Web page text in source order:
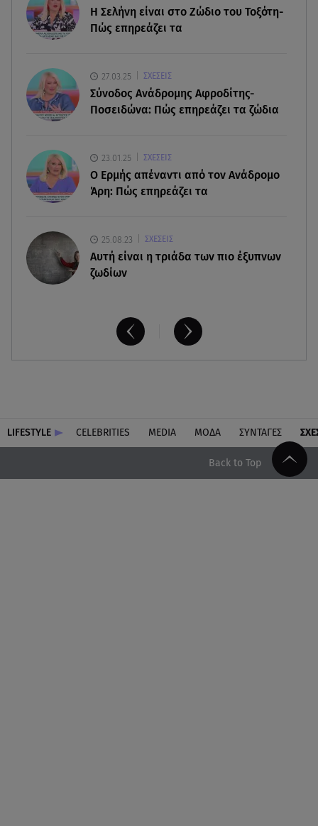
07.08.26 , 11:45
Λένα Σαμαρά: Ράγισαν καρδιές στο ετήσιο
07.08.26 , 11:18
Leapmotor T03: Τώρα με 16.190 ευρώ
Παρουσιάστρια κοιμήθηκε on air και έγινε viral-
Δείτε το στιγμιότυπο
H Σελήνη είναι στο Ζώδιο του Τοξότη-
Πώς επηρεάζει τα
27.03.25 ΣΧΕΣΕΙΣ
Σύνοδος Ανάδρομης Αφροδίτης-
Ποσειδώνα: Πώς επηρεάζει τα ζώδια
23.01.25 ΣΧΕΣΕΙΣ
Ο Ερμής απέναντι από τον Ανάδρομο
Άρη: Πώς επηρεάζει τα
25.08.23 ΣΧΕΣΕΙΣ
Aυτή είναι η τριάδα των πιο έξυπνων
ζωδίων
LIFESTYLE CELEBRITIES MEDIA ΜΟΔΑ ΣΥΝΤΑΓΕΣ
Back to Top